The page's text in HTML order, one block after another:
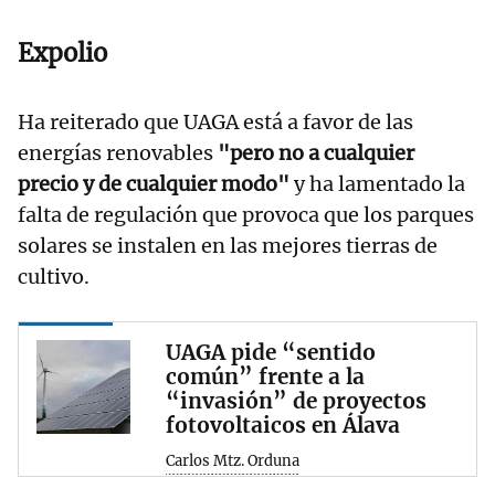
Expolio
Ha reiterado que UAGA está a favor de las
energías renovables "pero no a cualquier
precio y de cualquier modo" y ha lamentado la
falta de regulación que provoca que los parques
solares se instalen en las mejores tierras de
cultivo.
UAGA pide “sentido
común” frente a la
“invasión” de proyectos
fotovoltaicos en Álava
Carlos Mtz. Orduna